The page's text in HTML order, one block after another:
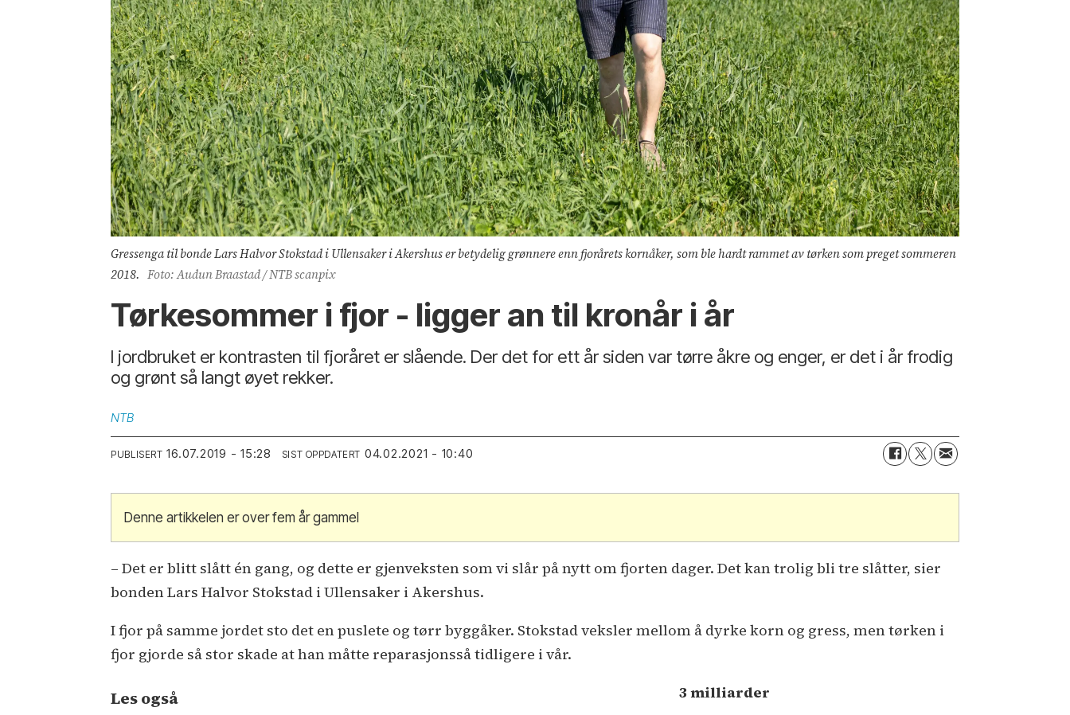
Gressenga til bonde Lars Halvor Stokstad i Ullensaker i Akershus er betydelig grønnere enn fjorårets kornåker, som ble hardt rammet av tørken som preget sommeren
2018. Foto: Audun Braastad / NTB scanpix
Tørkesommer i fjor - ligger an til kronår i år
I jordbruket er kontrasten til fjoråret er slående. Der det for ett år siden var tørre åkre og enger, er det i år frodig
og grønt så langt øyet rekker.
NTB
PUBLISERT 16.07.2019 - 15:28 SIST OPPDATERT 04.02.2021 - 10:40
Denne artikkelen er over fem år gammel
– Det er blitt slått én gang, og dette er gjenveksten som vi slår på nytt om fjorten dager. Det kan trolig bli tre slåtter, sier
bonden Lars Halvor Stokstad i Ullensaker i Akershus.
I fjor på samme jordet sto det en puslete og tørr byggåker. Stokstad veksler mellom å dyrke korn og gress, men tørken i
fjor gjorde så stor skade at han måtte reparasjonsså tidligere i vår.
Les også
3 milliarder